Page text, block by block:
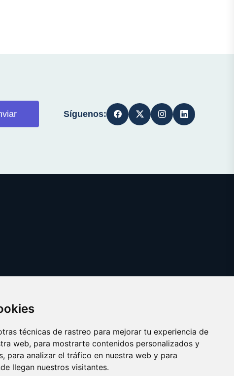
técnicas de rastreo para mejorar tu experiencia de
web, para mostrarte contenidos personalizados y
para analizar el tráfico en nuestra web y para
llegan nuestros visitantes.
Síguenos:
Copyright © 2025